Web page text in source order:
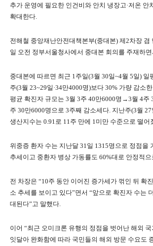
추가 운영에 필요한 인건비와 안치 냉장고·저온 안
확대한다.
전해철 중앙재난안전대책본부(중대본) 제2차장 겸
일 오전 정부서울청사에서 중대본 회의를 주재하
중대본에 따르면 최근 1주일(3월 30일~4월 5일) 일
주(3월 23~29일·34만4000명)보다 30% 가량 감소
평균 확진자 규모는 3월 3주 40만6000명→3월 4주
주 30만6000명으로 3주째 감소세다. 지난주(3월
생산지수는 0.91로 11주 만에 1미만 수준으로 떨어
위중증 환자 수는 지난달 31일 1315명으로 정점을
추세이고 중환자 병상 가동률도 60%대로 안정적
전 차장은 “10주 동안 이어진 증가세가 꺾인 뒤 확
소 추세를 보이고 있다”면서 “앞으로 확진자 수는
대된다”고 말했다.
이어 “최근 오미크론 유행의 정점을 벗어난 해외
잇달아 완화함에 따라 국민들의 해외 방문 수요도